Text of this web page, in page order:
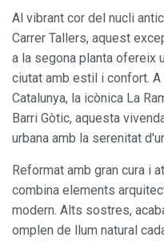
Al vibrant cor del nucli
Carrer Tallers, aquest
a la segona planta ofereix
ciutat amb estil i confort.
Catalunya, la icònica La
Barri Gòtic, aquesta
urbana amb la serenitat
Reformat amb gran cura i
combina elements
modern. Alts sostres,
omplen de llum natural